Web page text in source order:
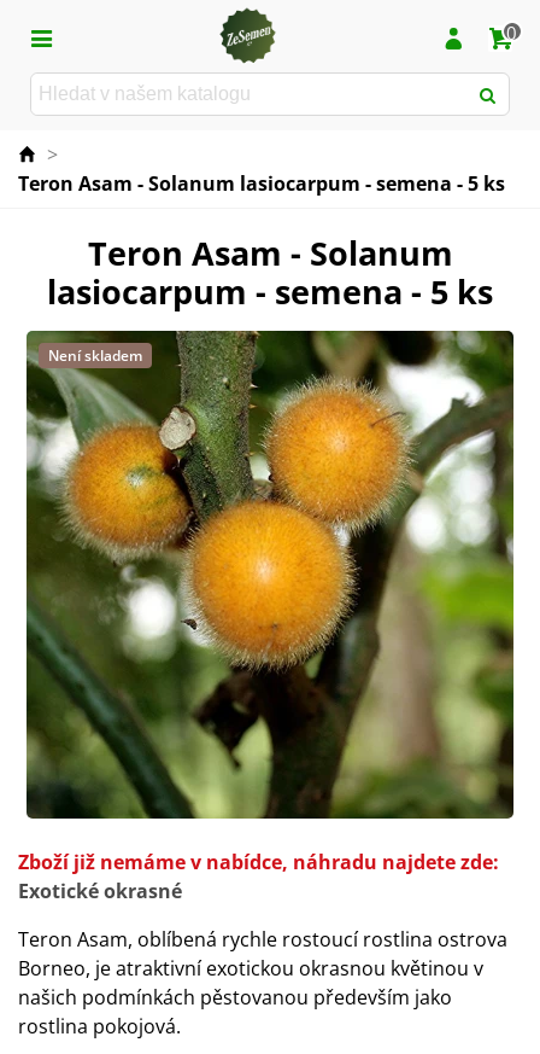
0
>
Teron Asam - Solanum lasiocarpum - semena - 5 ks
Teron Asam - Solanum
lasiocarpum - semena - 5 ks
Není skladem
Zboží již nemáme v nabídce, náhradu najdete zde:
Exotické okrasné
Teron Asam, oblíbená rychle rostoucí rostlina ostrova
Borneo, je atraktivní exotickou okrasnou květinou v
našich podmínkách pěstovanou především jako
rostlina pokojová.